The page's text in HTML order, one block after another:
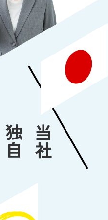
当
社
独
自